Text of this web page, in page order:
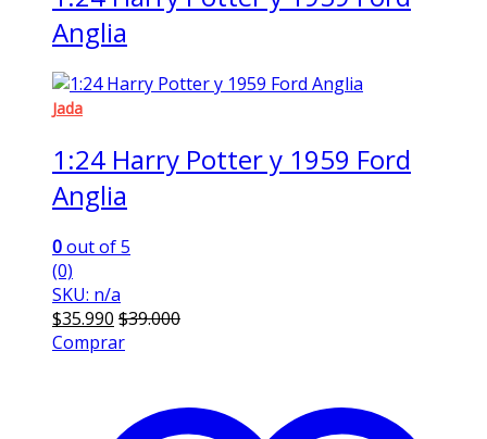
Anglia
Jada
1:24 Harry Potter y 1959 Ford
Anglia
0out of 5
(0)
SKU: n/a
$35.990 $39.000
Comprar